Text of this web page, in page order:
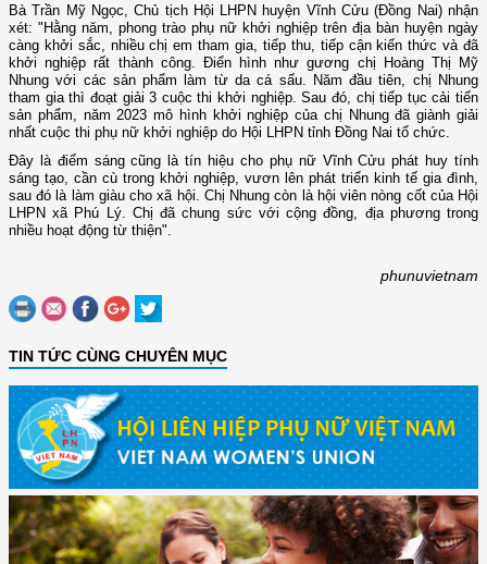
Bà Trần Mỹ Ngọc, Chủ tịch Hội LHPN huyện Vĩnh Cửu (Đồng Nai) nhận
xét: "Hằng năm, phong trào phụ nữ khởi nghiệp trên địa bàn huyện ngày
càng khởi sắc, nhiều chị em tham gia, tiếp thu, tiếp cận kiến thức và đã
khởi nghiệp rất thành công. Điển hình như gương chị Hoàng Thị Mỹ
Nhung với các sản phẩm làm từ da cá sấu. Năm đầu tiên, chị Nhung
tham gia thì đoạt giải 3 cuộc thi khởi nghiệp. Sau đó, chị tiếp tục cải tiến
sản phẩm, năm 2023 mô hình khởi nghiệp của chị Nhung đã giành giải
nhất cuộc thi phụ nữ khởi nghiệp do Hội LHPN tỉnh Đồng Nai tổ chức.
Đây là điểm sáng cũng là tín hiệu cho phụ nữ Vĩnh Cửu phát huy tính
sáng tạo, cần cù trong khởi nghiệp, vươn lên phát triển kinh tế gia đình,
sau đó là làm giàu cho xã hội. Chị Nhung còn là hội viên nòng cốt của Hội
LHPN xã Phú Lý. Chị đã chung sức với cộng đồng, địa phương trong
nhiều hoạt động từ thiện".
phunuvietnam
TIN TỨC CÙNG CHUYÊN MỤC